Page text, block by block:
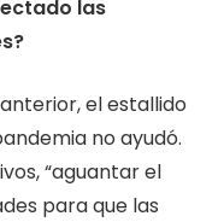
las
el estallido
no ayudó.
“aguantar el
para que las